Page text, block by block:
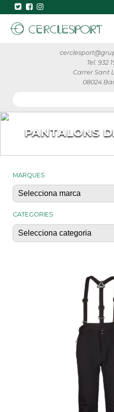
Tel. 932
Carrer Sant
08024
PANTALONS
MARQUES
CATEGORIES